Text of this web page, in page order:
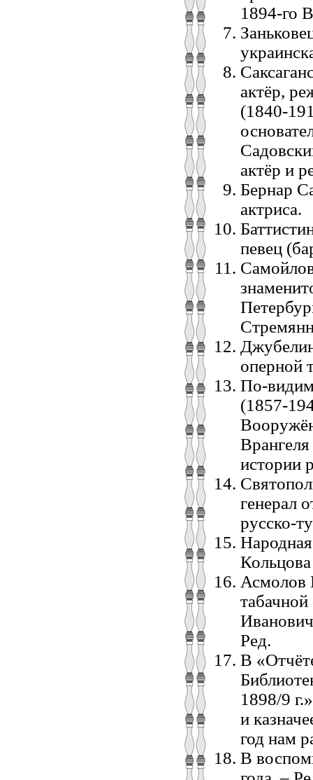
1894-го
актёр,
(1840-
актёр и
Бернар
актриса.
певец
оперной
По-
(1857-
истории
генерал
русско-
Асмолов
Ред.
В
1898/9
и
год нам
В